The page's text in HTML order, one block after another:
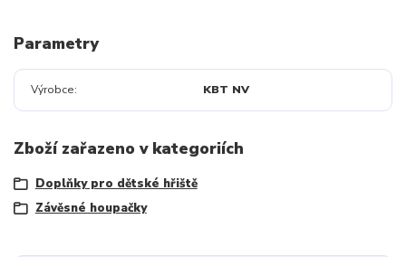
Parametry
Výrobce KBT NV
Zboží zařazeno v kategoriích
Doplňky pro dětské hřiště
Závěsné houpačky